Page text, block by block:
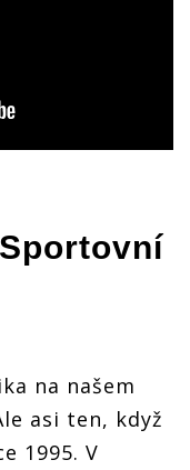
na našem
asi ten, když
1995. V